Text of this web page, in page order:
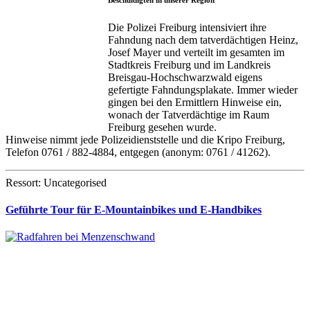
Die Polizei Freiburg intensiviert ihre
Fahndung nach dem tatverdächtigen Heinz,
Josef Mayer und verteilt im gesamten im
Stadtkreis Freiburg und im Landkreis
Breisgau-Hochschwarzwald eigens
gefertigte Fahndungsplakate. Immer wieder
gingen bei den Ermittlern Hinweise ein,
wonach der Tatverdächtige im Raum
Freiburg gesehen wurde.
Hinweise nimmt jede Polizeidienststelle und die Kripo Freiburg,
Telefon 0761 / 882-4884, entgegen (anonym: 0761 / 41262).
Ressort: Uncategorised
Geführte Tour für E-Mountainbikes und E-Handbikes